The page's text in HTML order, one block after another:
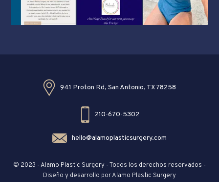
941 Proton Rd, San Antonio, TX 78258
210-670-5302
hello@alamoplasticsurgery.com
© 2023 - Alamo Plastic Surgery - Todos los derechos reservados -
Diseño y desarrollo por Alamo Plastic Surgery